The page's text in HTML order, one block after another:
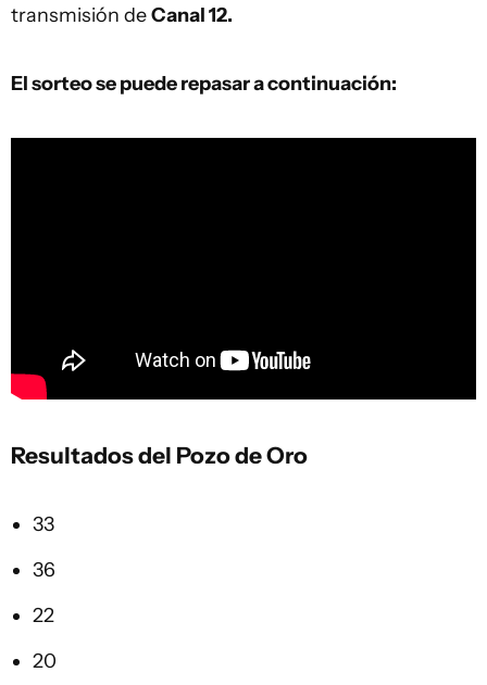
transmisión deCanal 12.
El sorteo se puede repasar a continuación:
Resultados del Pozo de Oro
33
36
22
20